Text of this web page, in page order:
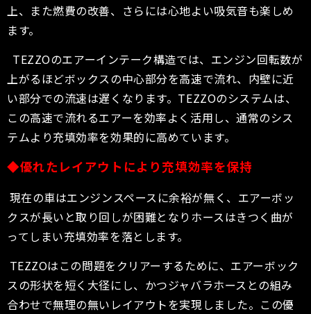
上、また燃費の改善、さらには心地よい吸気音も楽しめ
ます。
TEZZOのエアーインテーク構造では、エンジン回転数が
上がるほどボックスの中心部分を高速で流れ、内壁に近
い部分での流速は遅くなります。TEZZOのシステムは、
この高速で流れるエアーを効率よく活用し、通常のシス
テムより充填効率を効果的に高めています。
◆優れたレイアウトにより充填効率を保持
現在の車はエンジンスペースに余裕が無く、エアーボッ
クスが長いと取り回しが困難となりホースはきつく曲が
ってしまい充填効率を落とします。
TEZZOはこの問題をクリアーするために、エアーボック
スの形状を短く大径にし、かつジャバラホースとの組み
合わせで無理の無いレイアウトを実現しました。この優